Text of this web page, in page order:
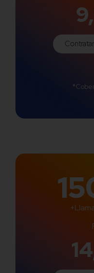
9,
Contratar